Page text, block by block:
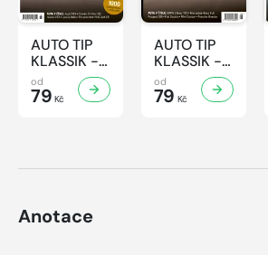
AUTO TIP
KLASSIK -
7/2026
od
79 Kč
AUTO TIP
KLASSIK -
6/2026
od
79 Kč
Anotace